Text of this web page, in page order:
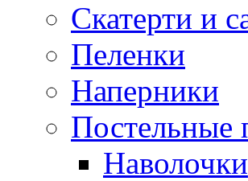
Скатерти и
Пеленки
Наперники
Постельные
Наволочки